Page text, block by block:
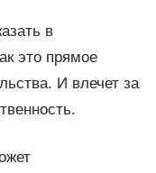
в
это прямое
И влечет за